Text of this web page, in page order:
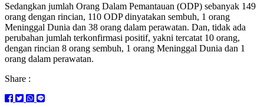
Sedangkan jumlah Orang Dalam Pemantauan (ODP) sebanyak 149
orang dengan rincian, 110 ODP dinyatakan sembuh, 1 orang
Meninggal Dunia dan 38 orang dalam perawatan. Dan, tidak ada
perubahan jumlah terkonfirmasi positif, yakni tercatat 10 orang,
dengan rincian 8 orang sembuh, 1 orang Meninggal Dunia dan 1
orang dalam perawatan.
Share :